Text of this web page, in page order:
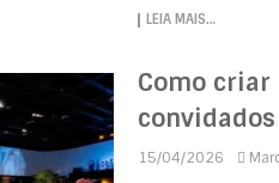
LEIA MAIS…
Como
15/04/2026